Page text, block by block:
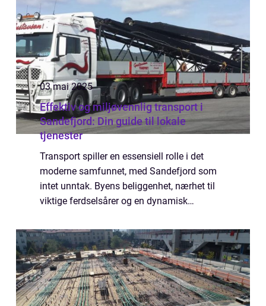
03 mai 2025
Effektiv og miljøvennlig transport i
Sandefjord: Din guide til lokale
tjenester
Transport spiller en essensiell rolle i det
moderne samfunnet, med Sandefjord som
intet unntak. Byens beliggenhet, nærhet til
viktige ferdselsårer og en dynamisk
transporttjenest...